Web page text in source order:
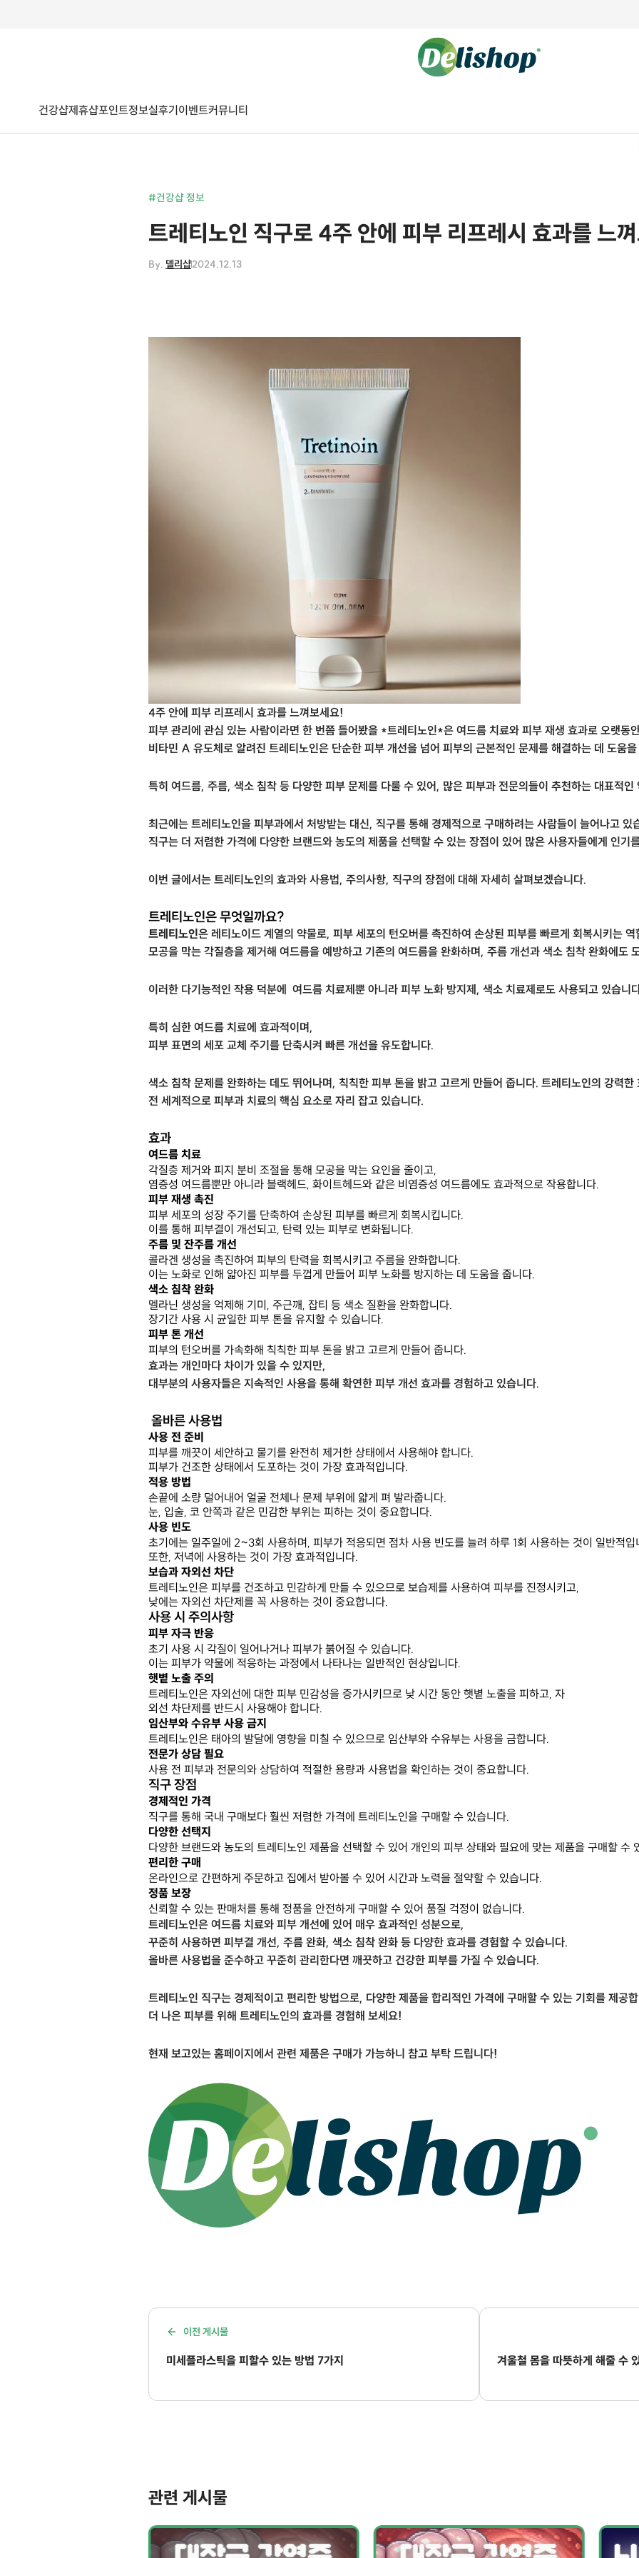
건강샵제휴샵포인트정보실후기이벤트커뮤니티
#건강샵 정보
트레티노인 직구로 4주 안에 피부 리프레시 효과를 느
By. 델리샵2024.12.13
4주 안에 피부 리프레시 효과를 느껴보세요!
피부 관리에 관심 있는 사람이라면 한 번쯤 들어봤을 *트레티노인*은 여드름 치료와 피부 재생 효과로 오랫동
비타민 A 유도체로 알려진 트레티노인은 단순한 피부 개선을 넘어 피부의 근본적인 문제를 해결하는 데 도움
특히 여드름, 주름, 색소 침착 등 다양한 피부 문제를 다룰 수 있어, 많은 피부과 전문의들이 추천하는 대표적인
최근에는 트레티노인을 피부과에서 처방받는 대신, 직구를 통해 경제적으로 구매하려는 사람들이 늘어나고 있
직구는 더 저렴한 가격에 다양한 브랜드와 농도의 제품을 선택할 수 있는 장점이 있어 많은 사용자들에게 인기
이번 글에서는 트레티노인의 효과와 사용법, 주의사항, 직구의 장점에 대해 자세히 살펴보겠습니다.
트레티노인은 무엇일까요?
트레티노인은 레티노이드 계열의 약물로, 피부 세포의 턴오버를 촉진하여 손상된 피부를 빠르게 회복시키는 역
모공을 막는 각질층을 제거해 여드름을 예방하고 기존의 여드름을 완화하며, 주름 개선과 색소 침착 완화에도
이러한 다기능적인 작용 덕분에 여드름 치료제뿐 아니라 피부 노화 방지제, 색소 치료제로도 사용되고 있습니
특히 심한 여드름 치료에 효과적이며,
피부 표면의 세포 교체 주기를 단축시켜 빠른 개선을 유도합니다.
색소 침착 문제를 완화하는 데도 뛰어나며, 칙칙한 피부 톤을 밝고 고르게 만들어 줍니다. 트레티노인의 강력
전 세계적으로 피부과 치료의 핵심 요소로 자리 잡고 있습니다.
효과
여드름 치료
각질층 제거와 피지 분비 조절을 통해 모공을 막는 요인을 줄이고,
염증성 여드름뿐만 아니라 블랙헤드, 화이트헤드와 같은 비염증성 여드름에도 효과적으로 작용합니다.
피부 재생 촉진
피부 세포의 성장 주기를 단축하여 손상된 피부를 빠르게 회복시킵니다.
이를 통해 피부결이 개선되고, 탄력 있는 피부로 변화됩니다.
주름 및 잔주름 개선
콜라겐 생성을 촉진하여 피부의 탄력을 회복시키고 주름을 완화합니다.
이는 노화로 인해 얇아진 피부를 두껍게 만들어 피부 노화를 방지하는 데 도움을 줍니다.
색소 침착 완화
멜라닌 생성을 억제해 기미, 주근깨, 잡티 등 색소 질환을 완화합니다.
장기간 사용 시 균일한 피부 톤을 유지할 수 있습니다.
피부 톤 개선
피부의 턴오버를 가속화해 칙칙한 피부 톤을 밝고 고르게 만들어 줍니다.
효과는 개인마다 차이가 있을 수 있지만,
대부분의 사용자들은 지속적인 사용을 통해 확연한 피부 개선 효과를 경험하고 있습니다.
올바른 사용법
사용 전 준비
피부를 깨끗이 세안하고 물기를 완전히 제거한 상태에서 사용해야 합니다.
피부가 건조한 상태에서 도포하는 것이 가장 효과적입니다.
적용 방법
손끝에 소량 덜어내어 얼굴 전체나 문제 부위에 얇게 펴 발라줍니다.
눈, 입술, 코 안쪽과 같은 민감한 부위는 피하는 것이 중요합니다.
사용 빈도
초기에는 일주일에 2~3회 사용하며, 피부가 적응되면 점차 사용 빈도를 늘려 하루 1회 사용하는 것이 일반적입
또한, 저녁에 사용하는 것이 가장 효과적입니다.
보습과 자외선 차단
트레티노인은 피부를 건조하고 민감하게 만들 수 있으므로 보습제를 사용하여 피부를 진정시키고,
낮에는 자외선 차단제를 꼭 사용하는 것이 중요합니다.
사용 시 주의사항
피부 자극 반응
초기 사용 시 각질이 일어나거나 피부가 붉어질 수 있습니다.
이는 피부가 약물에 적응하는 과정에서 나타나는 일반적인 현상입니다.
햇볕 노출 주의
트레티노인은 자외선에 대한 피부 민감성을 증가시키므로 낮 시간 동안 햇볕 노출을 피하고, 자
외선 차단제를 반드시 사용해야 합니다.
임산부와 수유부 사용 금지
트레티노인은 태아의 발달에 영향을 미칠 수 있으므로 임산부와 수유부는 사용을 금합니다.
전문가 상담 필요
사용 전 피부과 전문의와 상담하여 적절한 용량과 사용법을 확인하는 것이 중요합니다.
직구 장점
경제적인 가격
직구를 통해 국내 구매보다 훨씬 저렴한 가격에 트레티노인을 구매할 수 있습니다.
다양한 선택지
다양한 브랜드와 농도의 트레티노인 제품을 선택할 수 있어 개인의 피부 상태와 필요에 맞는 제품을 구매할 수
편리한 구매
온라인으로 간편하게 주문하고 집에서 받아볼 수 있어 시간과 노력을 절약할 수 있습니다.
정품 보장
신뢰할 수 있는 판매처를 통해 정품을 안전하게 구매할 수 있어 품질 걱정이 없습니다.
트레티노인은 여드름 치료와 피부 개선에 있어 매우 효과적인 성분으로,
꾸준히 사용하면 피부결 개선, 주름 완화, 색소 침착 완화 등 다양한 효과를 경험할 수 있습니다.
올바른 사용법을 준수하고 꾸준히 관리한다면 깨끗하고 건강한 피부를 가질 수 있습니다.
트레티노인 직구는 경제적이고 편리한 방법으로, 다양한 제품을 합리적인 가격에 구매할 수 있는 기회를 제공
더 나은 피부를 위해 트레티노인의 효과를 경험해 보세요!
현재 보고있는 홈페이지에서 관련 제품은 구매가 가능하니 참고 부탁 드립니다!
이전 게시물
미세플라스틱을 피할수 있는 방법 7가지 겨울철 몸을 따뜻하게 해줄 수
관련 게시물